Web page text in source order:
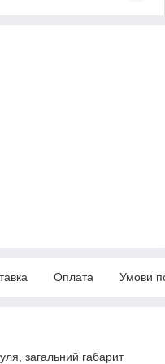
Оплата Умови
загальний габарит